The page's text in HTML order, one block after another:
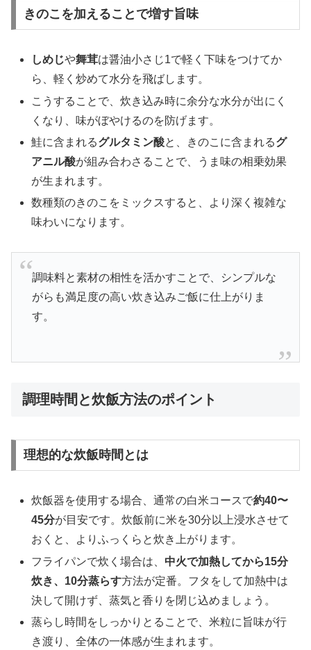
きのこを加えることで増す旨味
しめじや舞茸は醤油小さじ1で軽く下味をつけてか
ら、軽く炒めて水分を飛ばします。
こうすることで、炊き込み時に余分な水分が出にく
くなり、味がぼやけるのを防げます。
鮭に含まれるグルタミン酸と、きのこに含まれるグ
アニル酸が組み合わさることで、うま味の相乗効果
が生まれます。
数種類のきのこをミックスすると、より深く複雑な
味わいになります。
調味料と素材の相性を活かすことで、シンプルな
がらも満足度の高い炊き込みご飯に仕上がりま
す。
調理時間と炊飯方法のポイント
理想的な炊飯時間とは
炊飯器を使用する場合、通常の白米コースで約40〜
45分が目安です。炊飯前に米を30分以上浸水させて
おくと、よりふっくらと炊き上がります。
フライパンで炊く場合は、 中火で加熱してから15分
炊き、10分蒸らす方法が定番。フタをして加熱中は
決して開けず、蒸気と香りを閉じ込めましょう。
蒸らし時間をしっかりとることで、米粒に旨味が行
き渡り、全体の一体感が生まれます。